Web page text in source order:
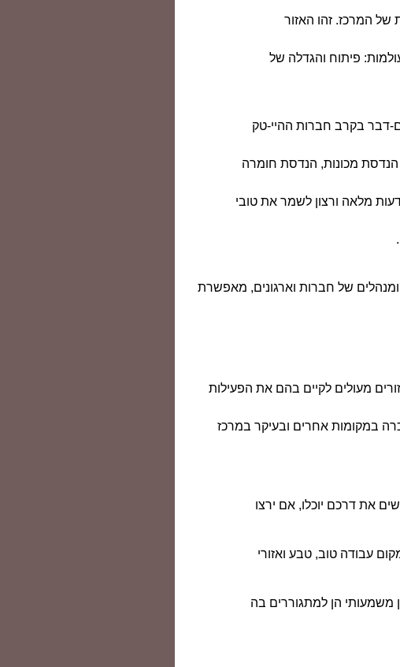
המרכז. זהו האזור
פיתוח והגדלה של
דבר בקרב חברות ההיי-טק
הנדסת מכונות, הנדסת חומרה
מלאה ורצון לשמר את טובי
של חברות וארגונים, מאפשרת
מעולים לקיים בהם את הפעילות
במקומות אחרים ובעיקר במרכז
את דרכם יוכלו, אם ירצו
עבודה טוב, טבע ואזורי
משמעותי הן למתגוררים בה